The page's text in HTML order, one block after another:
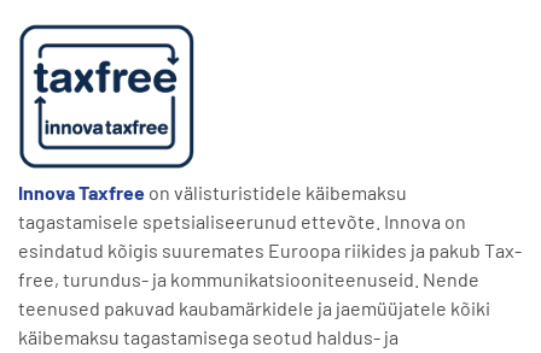
Innova Taxfree on välisturistidele käibemaksu
tagastamisele spetsialiseerunud ettevõte. Innova on
esindatud kõigis suuremates Euroopa riikides ja pakub Tax-
free, turundus- ja kommunikatsiooniteenuseid. Nende
teenused pakuvad kaubamärkidele ja jaemüüjatele kõiki
käibemaksu tagastamisega seotud haldus- ja